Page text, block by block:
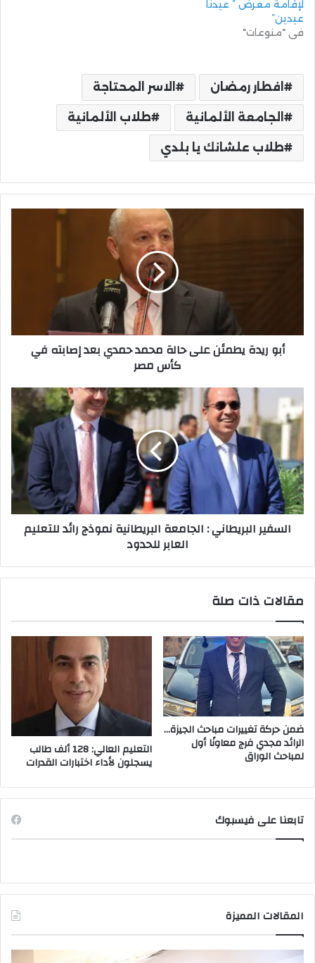
لإقامة معرض ” عيدنا
عيدين”
في "منوعات"
افطار رمضان الاسر المحتاجة
الجامعة الألمانية طلاب الألمانية
طلاب علشانك يا بلدي
إصابته
أبو ريدة يطمئن على حالة محمد حمدي بعد إصابته في
كأس مصر
البريطاني
الجامعة
البريطانية
نموذج
رائد
للتعليم
العابر
للحدود
السفير البريطاني : الجامعة البريطانية نموذج رائد للتعليم
العابر للحدود
مقالات ذات صلة
ضمن حركة تغييرات مباحث الجيزة…
الرائد مجدي فرج معاونًا أول
لمباحث الوراق التعليم العالي: 128 ألف طالب
يسجلون لأداء اختبارات القدرات
تابعنا على فيسبوك
المقالات المميزة
وزير